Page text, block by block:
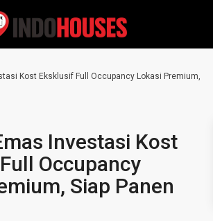
Kost Eksklusif Full Occupancy Lokasi Premium,
Investasi Kost
Occupancy
Siap Panen